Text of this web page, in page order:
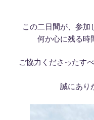
この二日間が、参加
何か心に残る時
ご協力くださったす
誠にあり